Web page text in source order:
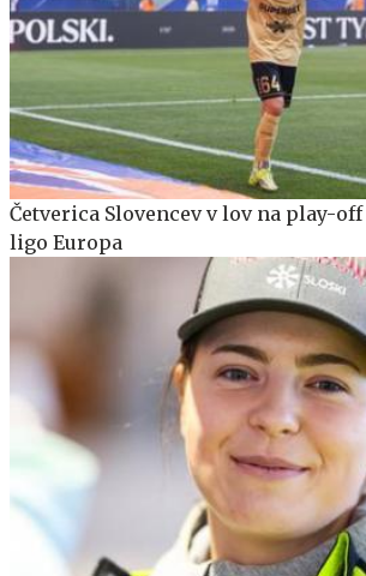
Četverica Slovencev v lov na play-
ligo Europa